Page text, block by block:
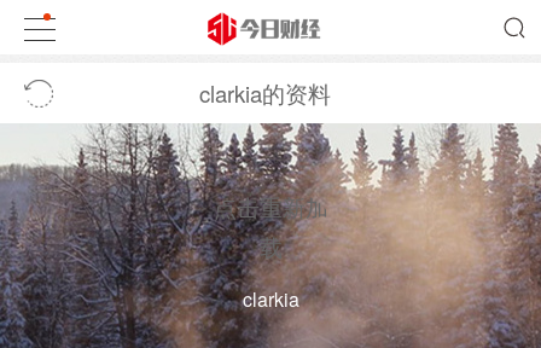
clarkia的资料
点击重新加
载
clarkia